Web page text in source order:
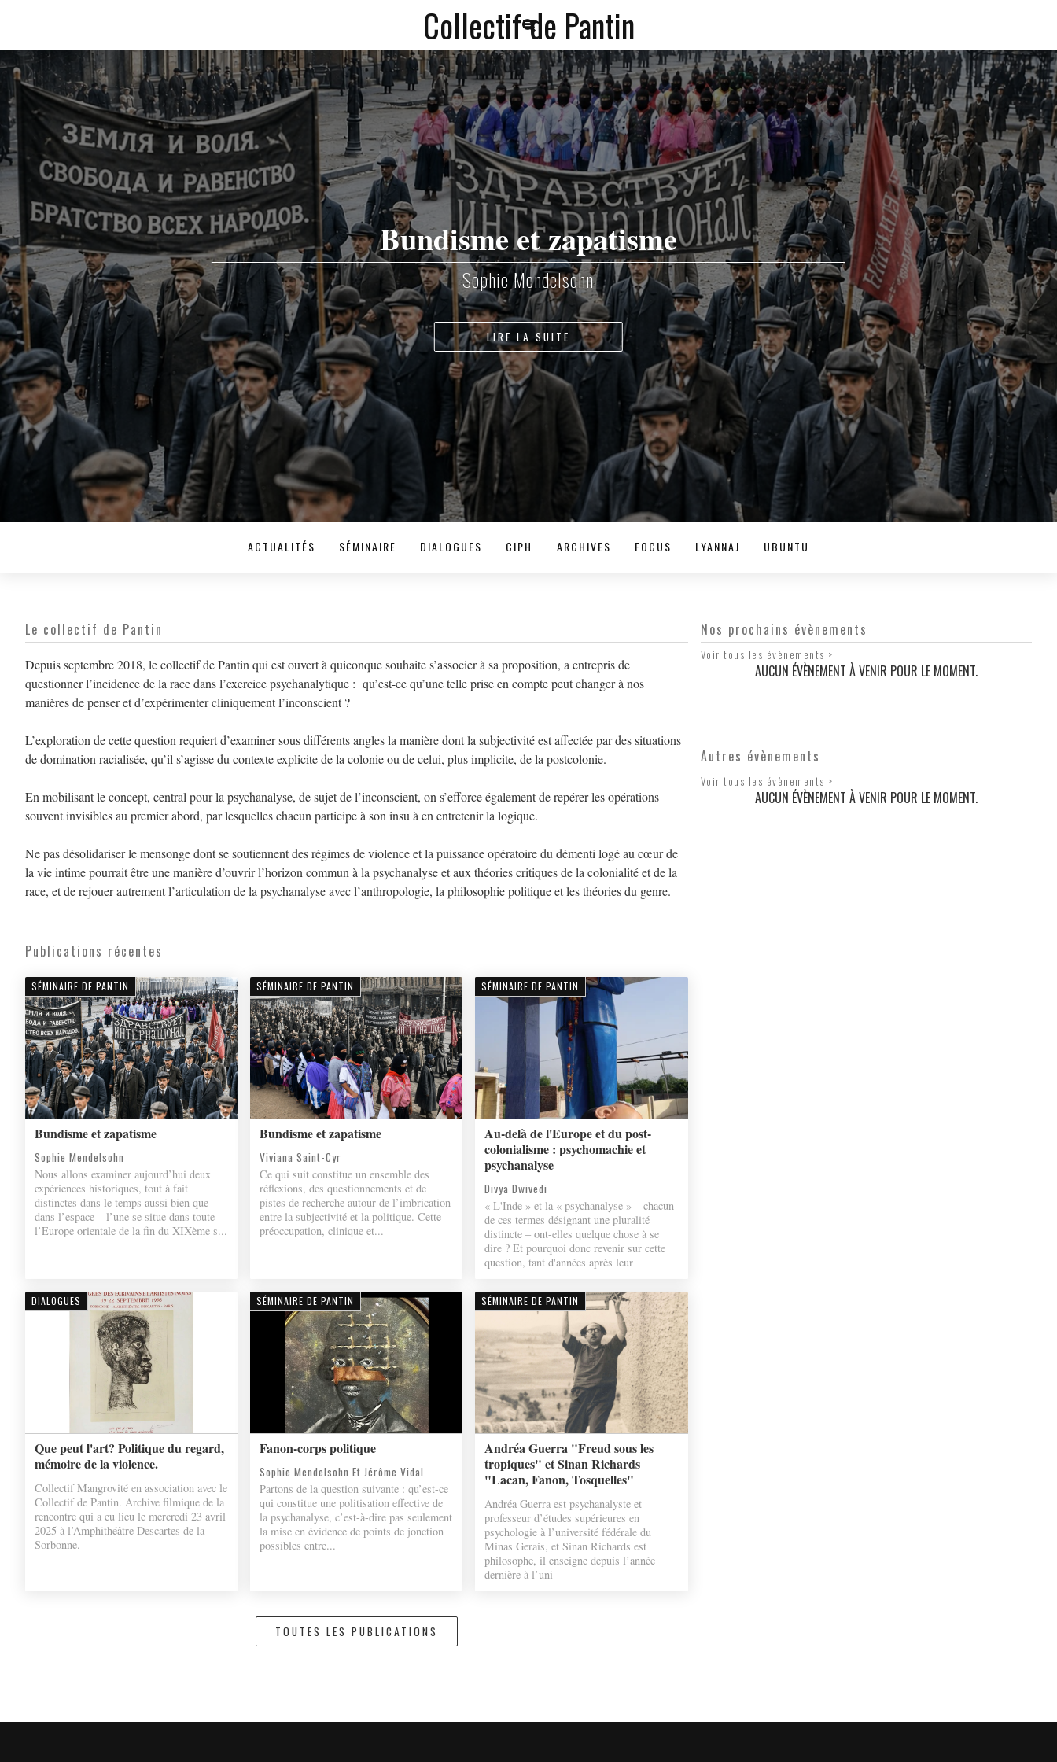
a
Collectif de Pantin
f
Bundisme et zapatisme
Sophie Mendelsohn
LIRE LA SUITE
ACTUALITÉS SÉMINAIRE DIALOGUES CIPH ARCHIVES FOCUS LYANNAJ UBUNTU
Le collectif de Pantin
Depuis septembre 2018, le collectif de Pantin qui est ouvert à quiconque souhaite s’associer à sa proposition, a entrepris de
questionner l’incidence de la race dans l’exercice psychanalytique : qu’est-ce qu’une telle prise en compte peut changer à nos
manières de penser et d’expérimenter cliniquement l’inconscient ?
L’exploration de cette question requiert d’examiner sous différents angles la manière dont la subjectivité est affectée par des situations
de domination racialisée, qu’il s’agisse du contexte explicite de la colonie ou de celui, plus implicite, de la postcolonie.
En mobilisant le concept, central pour la psychanalyse, de sujet de l’inconscient, on s’efforce également de repérer les opérations
souvent invisibles au premier abord, par lesquelles chacun participe à son insu à en entretenir la logique.
Ne pas désolidariser le mensonge dont se soutiennent des régimes de violence et la puissance opératoire du démenti logé au cœur de
la vie intime pourrait être une manière d’ouvrir l’horizon commun à la psychanalyse et aux théories critiques de la colonialité et de la
race, et de rejouer autrement l’articulation de la psychanalyse avec l’anthropologie, la philosophie politique et les théories du genre.
Publications récentes
SÉMINAIRE DE PANTIN
Bundisme et zapatisme
Sophie Mendelsohn
Nous allons examiner aujourd’hui deux
expériences historiques, tout à fait
distinctes dans le temps aussi bien que
dans l’espace – l’une se situe dans toute
l’Europe orientale de la fin du XIXème s...
SÉMINAIRE DE PANTIN
Bundisme et zapatisme
Viviana Saint-Cyr
Ce qui suit constitue un ensemble des
réflexions, des questionnements et de
pistes de recherche autour de l’imbrication
entre la subjectivité et la politique. Cette
préoccupation, clinique et...
SÉMINAIRE DE PANTIN
Au-delà de l'Europe et du post-
colonialisme : psychomachie et
psychanalyse
Divya Dwivedi
« L'Inde » et la « psychanalyse » – chacun
de ces termes désignant une pluralité
distincte – ont-elles quelque chose à se
dire ? Et pourquoi donc revenir sur cette
question, tant d'années après leur
DIALOGUES
Que peut l'art? Politique du regard,
mémoire de la violence.
Collectif Mangrovité en association avec le
Collectif de Pantin. Archive filmique de la
rencontre qui a eu lieu le mercredi 23 avril
2025 à l’Amphithéâtre Descartes de la
Sorbonne.
SÉMINAIRE DE PANTIN
Fanon-corps politique
Sophie Mendelsohn Et Jérôme Vidal
Partons de la question suivante : qu’est-ce
qui constitue une politisation effective de
la psychanalyse, c’est-à-dire pas seulement
la mise en évidence de points de jonction
possibles entre...
SÉMINAIRE DE PANTIN
Andréa Guerra "Freud sous les
tropiques" et Sinan Richards
"Lacan, Fanon, Tosquelles"
Andréa Guerra est psychanalyste et
professeur d’études supérieures en
psychologie à l’université fédérale du
Minas Gerais, et Sinan Richards est
philosophe, il enseigne depuis l’année
dernière à l’uni
TOUTES LES PUBLICATIONS
Nos prochains évènements
AUCUN ÉVÈNEMENT À VENIR POUR LE MOMENT.
Voir tous les évènements >
Autres évènements
AUCUN ÉVÈNEMENT À VENIR POUR LE MOMENT.
Voir tous les évènements >